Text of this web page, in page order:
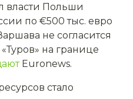
власти Польши
по €500 тыс. евро
не согласится
на границе
Euronews.
стало